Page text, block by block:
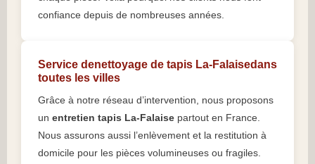
confiance depuis de nombreuses années.
Service denettoyage de tapis La-Falaisedans
toutes les villes
Grâce à notre réseau d’intervention, nous proposons
un entretien tapis La-Falaise partout en France.
Nous assurons aussi l’enlèvement et la restitution à
domicile pour les pièces volumineuses ou fragiles.